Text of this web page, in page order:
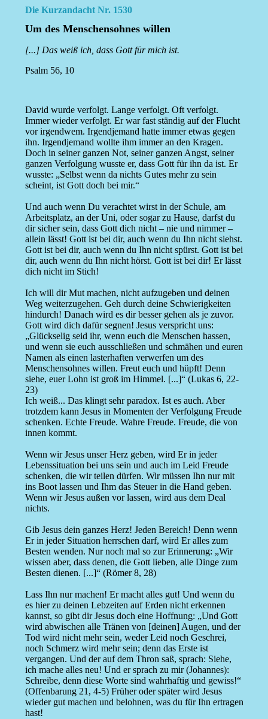
Die Kurzandacht Nr. 1530
Um des Menschensohnes willen
[...] Das weiß ich, dass Gott für mich ist.
Psalm 56, 10
David wurde verfolgt. Lange verfolgt. Oft verfolgt.
Immer wieder verfolgt. Er war fast ständig auf der Flucht
vor irgendwem. Irgendjemand hatte immer etwas gegen
ihn. Irgendjemand wollte ihm immer an den Kragen.
Doch in seiner ganzen Not, seiner ganzen Angst, seiner
ganzen Verfolgung wusste er, dass Gott für ihn da ist. Er
wusste: „Selbst wenn da nichts Gutes mehr zu sein
scheint, ist Gott doch bei mir.“
Und auch wenn Du verachtet wirst in der Schule, am
Arbeitsplatz, an der Uni, oder sogar zu Hause, darfst du
dir sicher sein, dass Gott dich nicht – nie und nimmer –
allein lässt! Gott ist bei dir, auch wenn du Ihn nicht siehst.
Gott ist bei dir, auch wenn du Ihn nicht spürst. Gott ist bei
dir, auch wenn du Ihn nicht hörst. Gott ist bei dir! Er lässt
dich nicht im Stich!
Ich will dir Mut machen, nicht aufzugeben und deinen
Weg weiterzugehen. Geh durch deine Schwierigkeiten
hindurch! Danach wird es dir besser gehen als je zuvor.
Gott wird dich dafür segnen! Jesus verspricht uns:
„Glückselig seid ihr, wenn euch die Menschen hassen,
und wenn sie euch ausschließen und schmähen und euren
Namen als einen lasterhaften verwerfen um des
Menschensohnes willen. Freut euch und hüpft! Denn
siehe, euer Lohn ist groß im Himmel. [...]“ (Lukas 6, 22-
23)
Ich weiß... Das klingt sehr paradox. Ist es auch. Aber
trotzdem kann Jesus in Momenten der Verfolgung Freude
schenken. Echte Freude. Wahre Freude. Freude, die von
innen kommt.
Wenn wir Jesus unser Herz geben, wird Er in jeder
Lebenssituation bei uns sein und auch im Leid Freude
schenken, die wir teilen dürfen. Wir müssen Ihn nur mit
ins Boot lassen und Ihm das Steuer in die Hand geben.
Wenn wir Jesus außen vor lassen, wird aus dem Deal
nichts.
Gib Jesus dein ganzes Herz! Jeden Bereich! Denn wenn
Er in jeder Situation herrschen darf, wird Er alles zum
Besten wenden. Nur noch mal so zur Erinnerung: „Wir
wissen aber, dass denen, die Gott lieben, alle Dinge zum
Besten dienen. [...]“ (Römer 8, 28)
Lass Ihn nur machen! Er macht alles gut! Und wenn du
es hier zu deinen Lebzeiten auf Erden nicht erkennen
kannst, so gibt dir Jesus doch eine Hoffnung: „Und Gott
wird abwischen alle Tränen von [deinen] Augen, und der
Tod wird nicht mehr sein, weder Leid noch Geschrei,
noch Schmerz wird mehr sein; denn das Erste ist
vergangen. Und der auf dem Thron saß, sprach: Siehe,
ich mache alles neu! Und er sprach zu mir (Johannes):
Schreibe, denn diese Worte sind wahrhaftig und gewiss!“
(Offenbarung 21, 4-5) Früher oder später wird Jesus
wieder gut machen und belohnen, was du für Ihn ertragen
hast!